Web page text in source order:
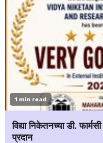
1 min read
विद्या निकेतनच्या डी.
प्रदान